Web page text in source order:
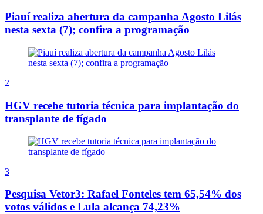
Piauí realiza abertura da campanha Agosto Lilás
nesta sexta (7); confira a programação
2
HGV recebe tutoria técnica para implantação do
transplante de fígado
3
Pesquisa Vetor3: Rafael Fonteles tem 65,54% dos
votos válidos e Lula alcança 74,23%